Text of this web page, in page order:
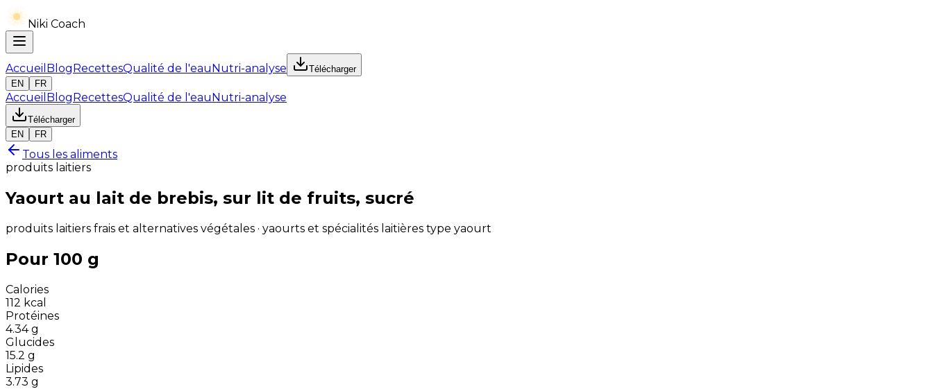
Niki Coach
Accueil BlogRecettesQualité de l'eauNutri-analyse
Télécharger
EN
FR
Accueil BlogRecettesQualité de l'eauNutri-analyse
Télécharger
EN
FR
Tous les aliments
produits laitiers
Yaourt au lait de brebis, sur lit de fruits, sucré
produits laitiers frais et alternatives végétales · yaourts et spécialités laitières type yaourt
Pour 100 g
Calories
112 kcal
Protéines
4.34 g
Glucides
15.2 g
Lipides
3.73 g